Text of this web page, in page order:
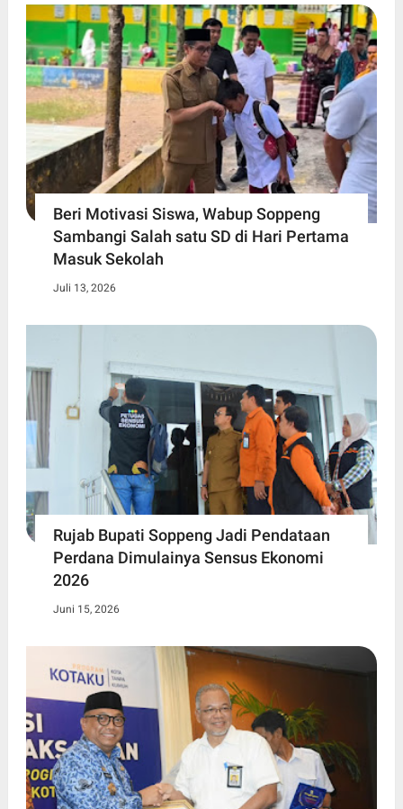
Beri Motivasi Siswa, Wabup Soppeng
Sambangi Salah satu SD di Hari Pertama
Masuk Sekolah
Juli 13, 2026
Rujab Bupati Soppeng Jadi Pendataan
Perdana Dimulainya Sensus Ekonomi
2026
Juni 15, 2026